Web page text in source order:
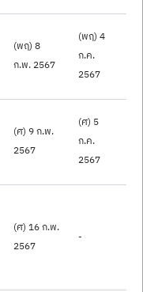
(พฤ) 8
ก.พ. 2567
(พฤ) 4
ก.ค.
2567
(ศ) 9 ก.พ.
2567
(ศ) 5
ก.ค.
2567
(ศ) 16 ก.พ.
2567
-